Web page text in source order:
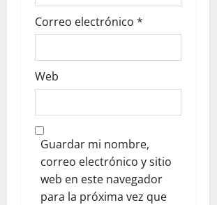
Correo electrónico *
Web
Guardar mi nombre,
correo electrónico y sitio
web en este navegador
para la próxima vez que